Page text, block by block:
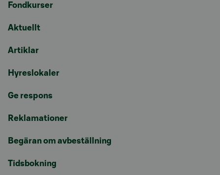
Fondkurser
Aktuellt
Artiklar
Hyreslokaler
Ge respons
Reklamationer
Begäran om avbeställning
Tidsbokning